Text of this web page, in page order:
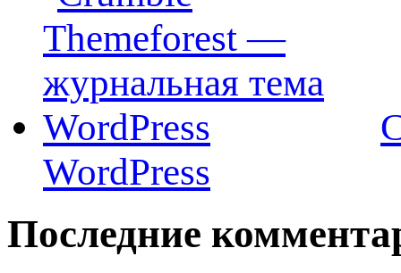
WordPress
Последние